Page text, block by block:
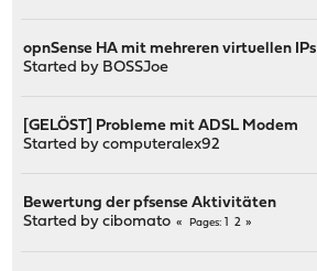
opnSense HA mit mehreren virtuellen IPs
Started by BOSSJoe
[GELÖST] Probleme mit ADSL Modem
Started bycomputeralex92
Bewertung der pfsense Aktivitäten
Started bycibomato Pages 2